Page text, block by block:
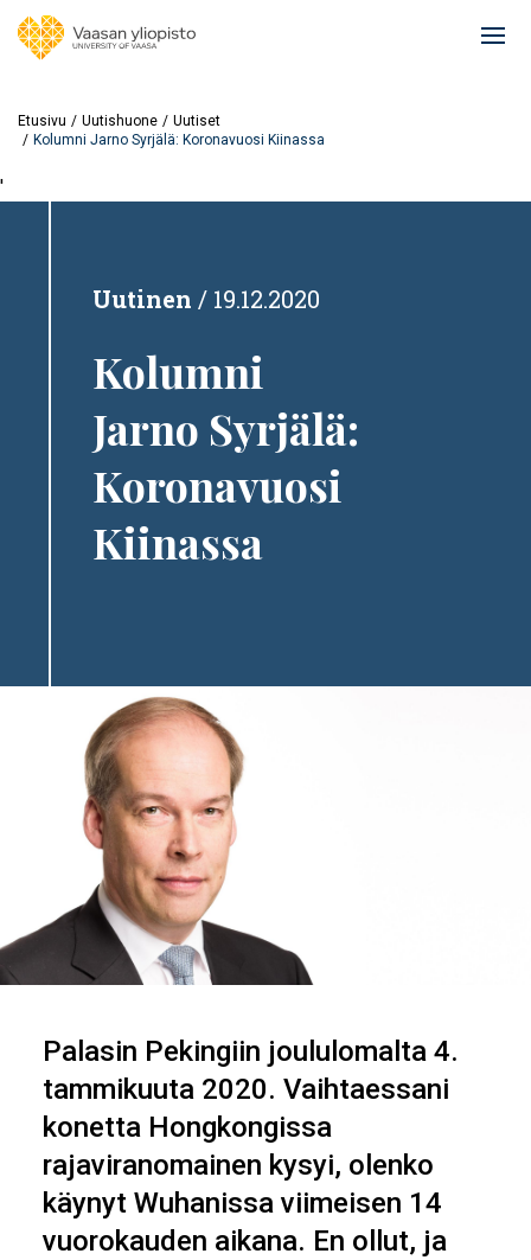
Etusivu Uutishuone
Uutiset
Kolumni Jarno Syrjälä: Koronavuosi Kiinassa
'
Uutinen 19.12.2020
Kolumni
Jarno Syrjälä:
Koronavuosi
Kiinassa
Palasin Pekingiin joululomalta 4.
tammikuuta 2020. Vaihtaessani
konetta Hongkongissa
rajaviranomainen kysyi, olenko
käynyt Wuhanissa viimeisen 14
vuorokauden aikana. En ollut, ja